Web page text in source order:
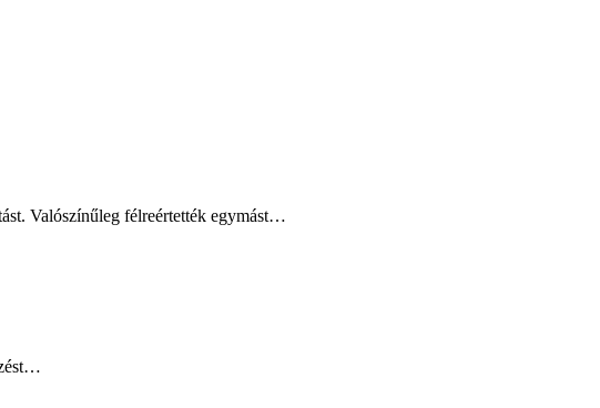
Valószínűleg félreértették egymást…